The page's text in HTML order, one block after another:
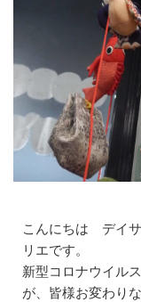
訪問介護
訪問介護のサ
訪問看護
訪問看護のサ
1日の過ごし方
居宅介護支援
こんにちは デイ
リエです。
新型コロナウイル
が、皆様お変わり